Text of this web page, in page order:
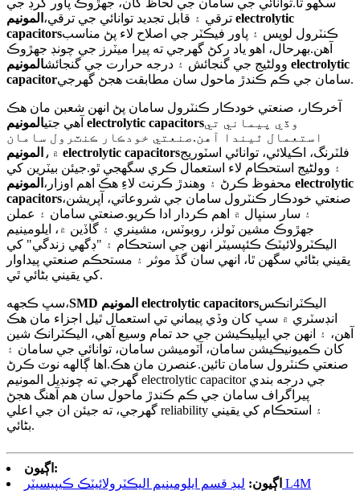
ترقي ۽ قابل تجديد توانائي جي ترقي، المونيم electrolytic
capacitorsڪنٽرول لوپس ۽ پاور فيڪٽر جي اصلاح لاء پڻ مناسب
آهن.بهرحال، اهو ياد رکڻ گهرجي ته پيرا ميٽرز جي چونڊ جهڙوڪ
وولٹیج جي گنجائش ۽ درجه حرارت جي گنجائشالمونيم electrolytic
capacitor
سامان جي ڪم ڪندڙ ماحول سان مطابقت هجڻ گهرجي.
آخرڪار، صنعتي خودڪار ڪنٽرول سامان پڻ انهن شعبن مان هڪ
آهي جتي المونيم electrolytic capacitorsوڏي پيماني تي
استعمال ٿيندا آهن.صنعتي خودڪار ڪنٽرول سامان
۾، المونيم electrolytic capacitorsفلٽرنگ، اڪيلائي، توانائي اسٽوريج
۽ وولٹیج استحڪام لاء استعمال ڪري سگهجي ٿو.جيئن بيٽرين کي
محفوظ ڪرڻ ۽ وهندڙ ڪرنٽ لاءِ هڪ اهم اوزار، المونيم electrolytic
capacitorsصنعتي خودڪار ڪنٽرول سامان جي شروعاتي، آپريشن،
۽ سار سنڀال ۾ اهم ڪردار ادا ڪريو.صنعتي سامان ۽ عملن
جهڙوڪ مشين ٽولز، روبوٽس، مشينري ۽ گاڏين ۾، ايلومينيم
اليڪٽرولائيٽڪ ڪئپسيٽر انهن جي استحڪام ۽ "ڊگهي زندگي" کي
يقيني بڻائي سگهن ٿا، انهي سان گڏ موثر ۽ مستحڪم صنعتي پيداوار
کي يقيني بڻائي ٿي.
سڀ ڪجهه، SMD المونيم electrolytic capacitorsاليڪٽرانڪس
انڊسٽري ۾ سڀ کان وڏي پيماني تي استعمال ٿيل اجزاء مان هڪ
آهن، ۽ انهن جي ايپليڪيشن جي حد تمام وسيع آهي، اليڪٽرانڪ شين
کان ڪميونيڪيشن سامان، آٽوميشن سامان، توانائي جي سامان ۽
صنعتي ڪنٽرول سامان تائين.عنصرن مان هڪ.اها ڳالهه نوٽ ڪرڻ
گهرجي ته چونڊيل المونيم electrolytic capacitor جي درجه بندي
پيراگراف سامان جي ڪم ڪندڙ ماحول سان هم آهنگ هجڻ
گهرجي، ته جيئن ان جي اعلي reliability ۽ استحڪام کي يقيني
بڻائي.
اڳيون:
اڳيون: ليڊ قسم ايلومينيم اليڪٽرولائيٽڪ ڪيپيسيٽر L4M